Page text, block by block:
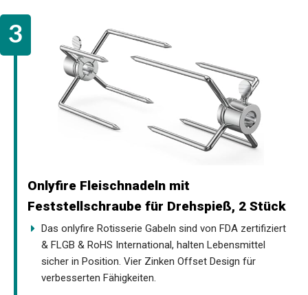
Onlyfire Fleischnadeln mit
Feststellschraube für Drehspieß, 2 Stück
Das onlyfire Rotisserie Gabeln sind von FDA zertifiziert
& FLGB & RoHS International, halten Lebensmittel
sicher in Position. Vier Zinken Offset Design für
verbesserten Fähigkeiten.